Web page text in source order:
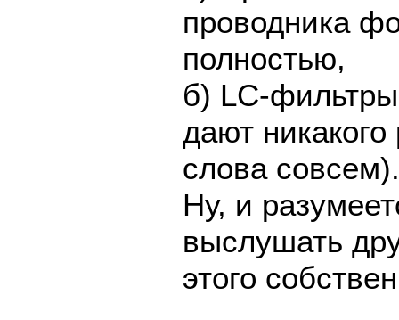
проводника
полностью,
б) LC-
дают никакого
слова совсем).
Ну, и
выслушать
этого